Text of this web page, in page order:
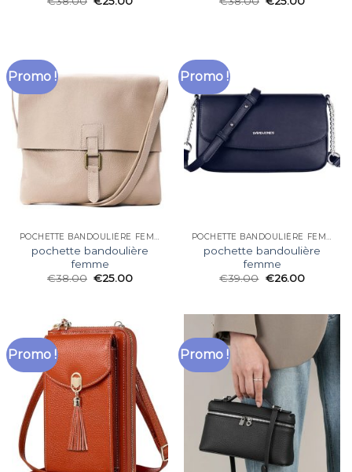
Promo !
POCHETTE BANDOULIÈRE FEMME
pochette bandoulière
femme
€38.00 €25.00
Promo !
POCHETTE BANDOULIÈRE FEMME
pochette bandoulière
femme
€39.00 €26.00
Promo ! Promo !